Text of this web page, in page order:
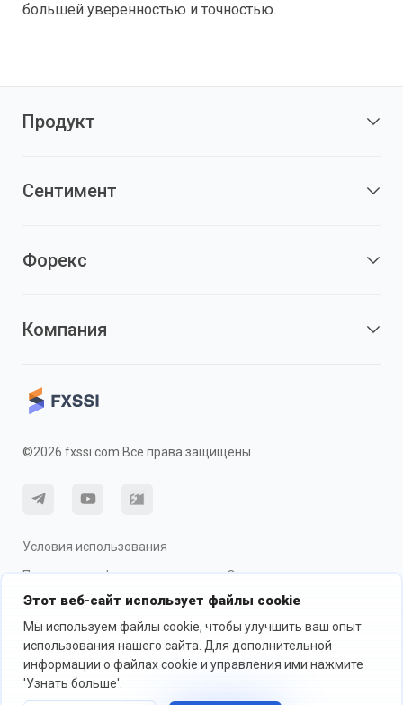
Этот веб-сайт использует файлы cookie
Мы используем файлы cookie, чтобы улучшить ваш опыт
использования нашего сайта. Для дополнительной
информации о файлах cookie и управления ими нажмите
'Узнать больше'.
большей уверенностью и точностью.
Продукт
Сентимент
Форекс
Компания
©2026 fxssi.com Все права защищены
Условия использования
Политика конфиденциальности
О рисках
Использование cookie
Веб-сайт управляется FXSSI LTD Регистрационный номер: 13534801
(Англия) | 71-75 Shelton Street, London, England, WC2H 9JQ
Мы рекомендуем вам обратиться за независимой финансовой